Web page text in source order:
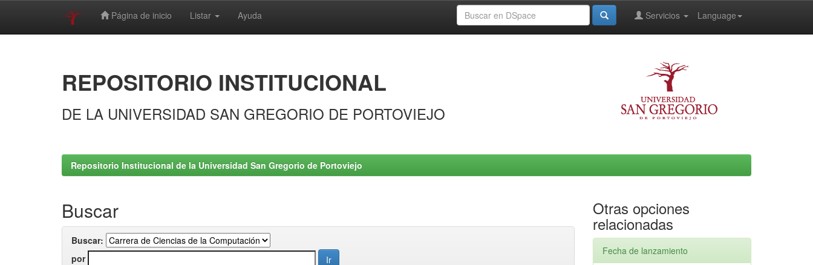
Página de inicio Listar Ayuda Language
Servicios
REPOSITORIO INSTITUCIONAL
DE LA UNIVERSIDAD SAN GREGORIO DE PORTOVIEJO
Repositorio Institucional de la Universidad San Gregorio de Portoviejo
Buscar
Buscar:
por
Otras opciones
relacionadas
Fecha de lanzamiento